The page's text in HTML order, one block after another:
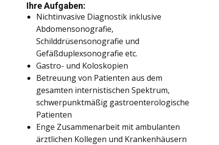
Ihre Aufgaben:
Nichtinvasive Diagnostik inklusive
Abdomensonografie,
Schilddrüsensonografie und
Gefäßduplexsonografie etc.
Gastro- und Koloskopien
Betreuung von Patienten aus dem
gesamten internistischen Spektrum,
schwerpunktmäßig gastroenterologische
Patienten
Enge Zusammenarbeit mit ambulanten
ärztlichen Kollegen und Krankenhäusern